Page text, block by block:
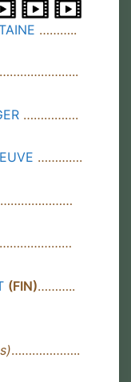
………..
…………………..
…………….
………….
(FIN)………..
………………..